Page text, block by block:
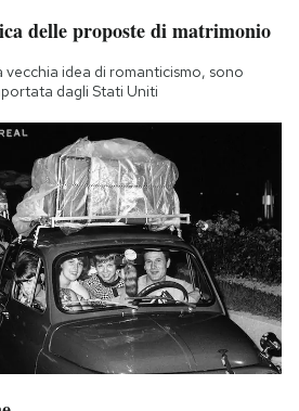
delle proposte di matrimonio
idea di romanticismo, sono
dagli Stati Uniti